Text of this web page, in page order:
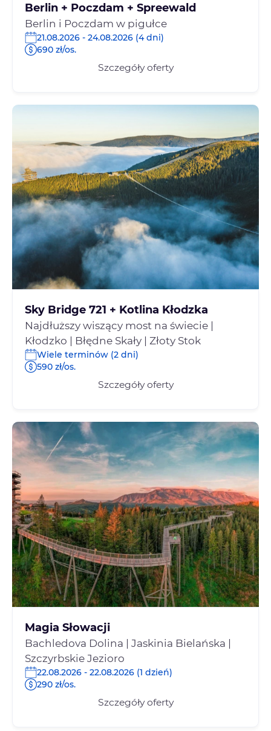
Berlin + Poczdam + Spreewald
Berlin i Poczdam w pigułce
21.08.2026 - 24.08.2026 (4 dni)
690 zł/os.
Szczegóły oferty
Sky Bridge 721 + Kotlina Kłodzka
Najdłuższy wiszący most na świecie |
Kłodzko | Błędne Skały | Złoty Stok
Wiele terminów (2 dni)
590 zł/os.
Szczegóły oferty
Magia Słowacji
Bachledova Dolina | Jaskinia Bielańska |
Szczyrbskie Jezioro
22.08.2026 - 22.08.2026 (1 dzień)
290 zł/os.
Szczegóły oferty